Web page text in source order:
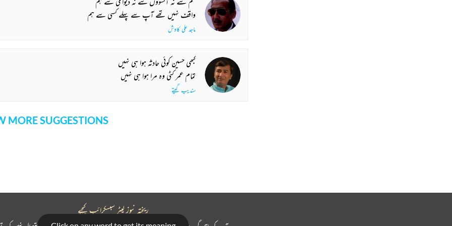
واقف نہیں تھے آپ سے پہلے کسی سے ہم
ماجد علی کاوش
کبھی حسین کوئی حادثہ ہوا ہی نہیں
تمام عمر کٹی وہ مرا ہوا ہی نہیں
سندیپ گپتے
MORE SUGGESTIONS
SHARE YOUR VIEWS